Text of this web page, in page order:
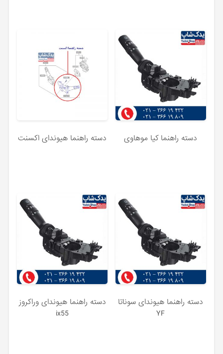
دسته راهنما کیا موهاوی دسته راهنما هیوندای اکسنت
دسته راهنما هیوندای سوناتا
YF
دسته راهنما هیوندای وراکروز
ix55